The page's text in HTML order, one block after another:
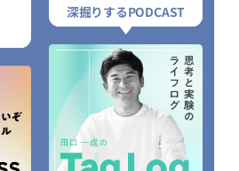
深掘りするPODCAST